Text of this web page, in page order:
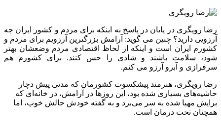
رضا رویگری در پایان در پاسخ به اینکه برای مردم و کشور ایران چه
آرزویی دارید؟ چنین می گوید: آرامش بزرگترین آرزویم برای مردم و
کشورم ایران است و اینکه از لحاظ اقتصادی مردم وضعشان بهتر
شود، سلامت باشند و شادی را حس کنند. برای کشورم هم
سرفرازی و آبرو آرزو می کنم.
رضا رویگری، هنرمند پیشکسوت کشورمان که مدتی پیش دچار
حاشیه‌های بسیاری شده بود، این روزها در آرامش، در خانه‌ای که
برایش مهیا شده به سر می‌برد و به گفته خودش حالش خوب، اما
همچنان تحت درمان است.